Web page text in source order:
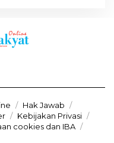
Hak Jawab
Kebijakan Privasi
cookies dan IBA